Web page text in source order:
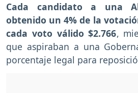
Cada candidato a una
obtenido un 4% de la
cada voto válido $2.766,
que aspiraban a una
porcentaje legal para